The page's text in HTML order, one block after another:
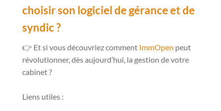
choisir son logiciel de gérance et de
syndic ?
👉 Et si vous découvriez comment ImmOpen peut
révolutionner, dès aujourd’hui, la gestion de votre
cabinet ?
Liens utiles :